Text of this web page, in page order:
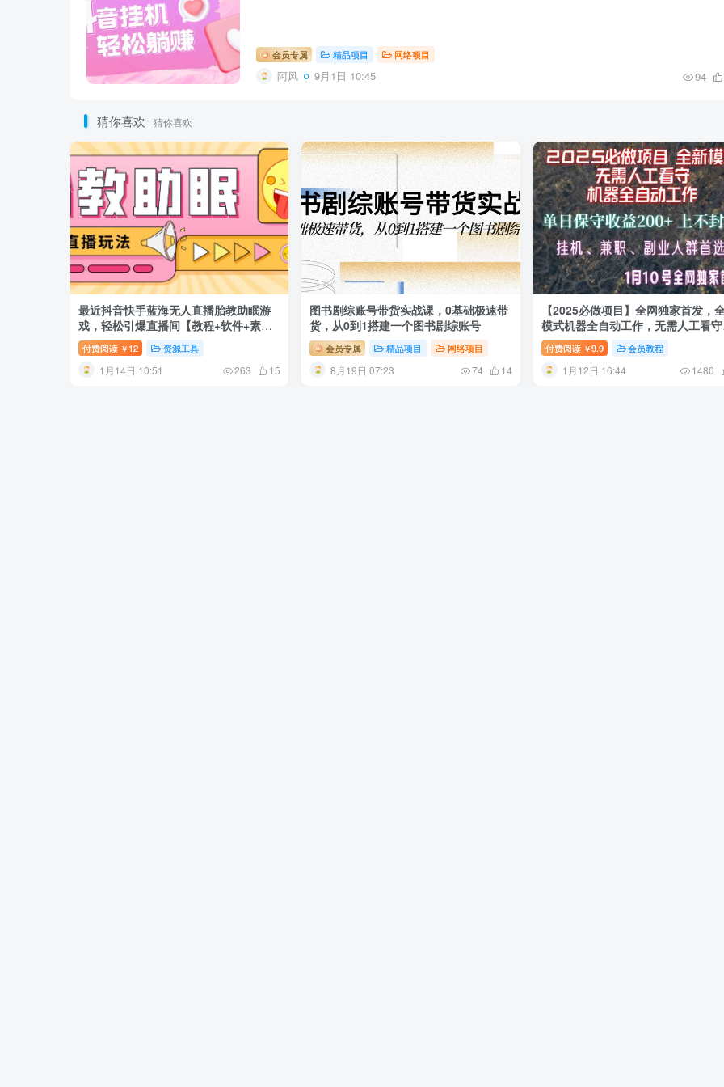
会员专属 精品项目 网络项目
阿风 9月1日 10:45 94
猜你喜欢 猜你喜欢
最近抖音快手蓝海无人直播胎教助眠游
戏，轻松引爆直播间【教程+软件+素
材】
付费阅读 ￥ 12 资源工具
1月14日 10:51 263 15
图书剧综账号带货实战课，0基础极速带
货，从0到1搭建一个图书剧综账号
会员专属 精品项目 网络项目
8月19日 07:23 74 14
【2025必做项目】全网独家首发，
模式机器全自动工作，无需人工看
单日保守200+
付费阅读 ￥9.9 会员教程
1月12日 16:44 1480